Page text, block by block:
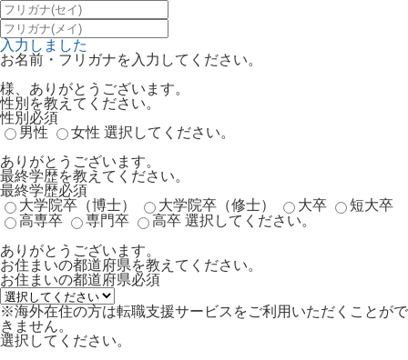
入力しました
お名前・フリガナを入力してください。
様、ありがとうございます。
性別を教えてください。
性別 必須
男性
女性 選択してください。
ありがとうございます。
最終学歴を教えてください。
最終学歴必須
大学院卒（博士）
大学院卒（修士） 大卒
短大卒
高専卒
専門卒 高卒 選択してください。
ありがとうございます。
お住まいの都道府県を教えてください。
お住まいの都道府県必須
※海外在住の方は転職支援サービスをご利用いただくことがで
きません。
選択してください。